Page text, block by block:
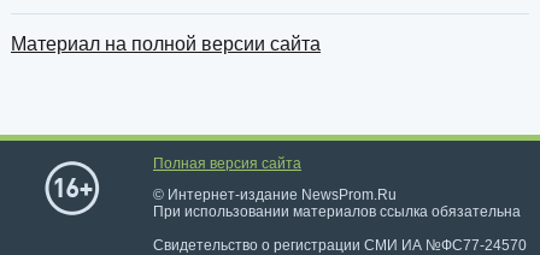
Материал на полной версии сайта
Полная версия сайта
© Интернет-издание NewsProm.Ru
При использовании материалов ссылка обязательна
Свидетельство о регистрации СМИ ИА №ФС77-24570